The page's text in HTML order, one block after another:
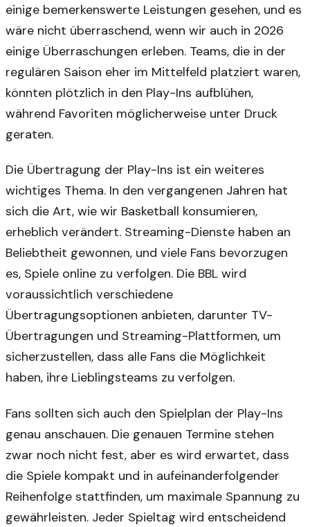
einige bemerkenswerte Leistungen gesehen, und es
wäre nicht überraschend, wenn wir auch in 2026
einige Überraschungen erleben. Teams, die in der
regulären Saison eher im Mittelfeld platziert waren,
könnten plötzlich in den Play-Ins aufblühen,
während Favoriten möglicherweise unter Druck
geraten.
Die Übertragung der Play-Ins ist ein weiteres
wichtiges Thema. In den vergangenen Jahren hat
sich die Art, wie wir Basketball konsumieren,
erheblich verändert. Streaming-Dienste haben an
Beliebtheit gewonnen, und viele Fans bevorzugen
es, Spiele online zu verfolgen. Die BBL wird
voraussichtlich verschiedene
Übertragungsoptionen anbieten, darunter TV-
Übertragungen und Streaming-Plattformen, um
sicherzustellen, dass alle Fans die Möglichkeit
haben, ihre Lieblingsteams zu verfolgen.
Fans sollten sich auch den Spielplan der Play-Ins
genau anschauen. Die genauen Termine stehen
zwar noch nicht fest, aber es wird erwartet, dass
die Spiele kompakt und in aufeinanderfolgender
Reihenfolge stattfinden, um maximale Spannung zu
gewährleisten. Jeder Spieltag wird entscheidend